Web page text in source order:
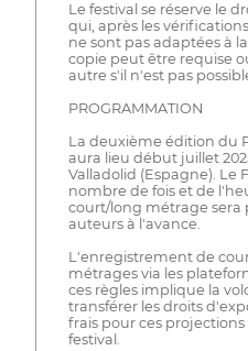
Le festival se réserve le
qui, après les
ne sont pas adaptées à
copie peut être requise
autre s'il n'est pas
PROGRAMMATION
La deuxième édition du
aura lieu début juillet
Valladolid (Espagne). Le
nombre de fois et de
court/long métrage sera
auteurs à l'avance.
L'enregistrement de
métrages via les
ces règles implique la
transférer les droits
frais pour ces
festival.